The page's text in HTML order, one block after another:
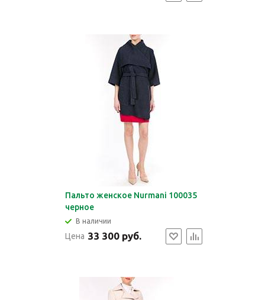
Пальто женское Nurmani 100035
черное
В наличии
Цена 33 300 руб.